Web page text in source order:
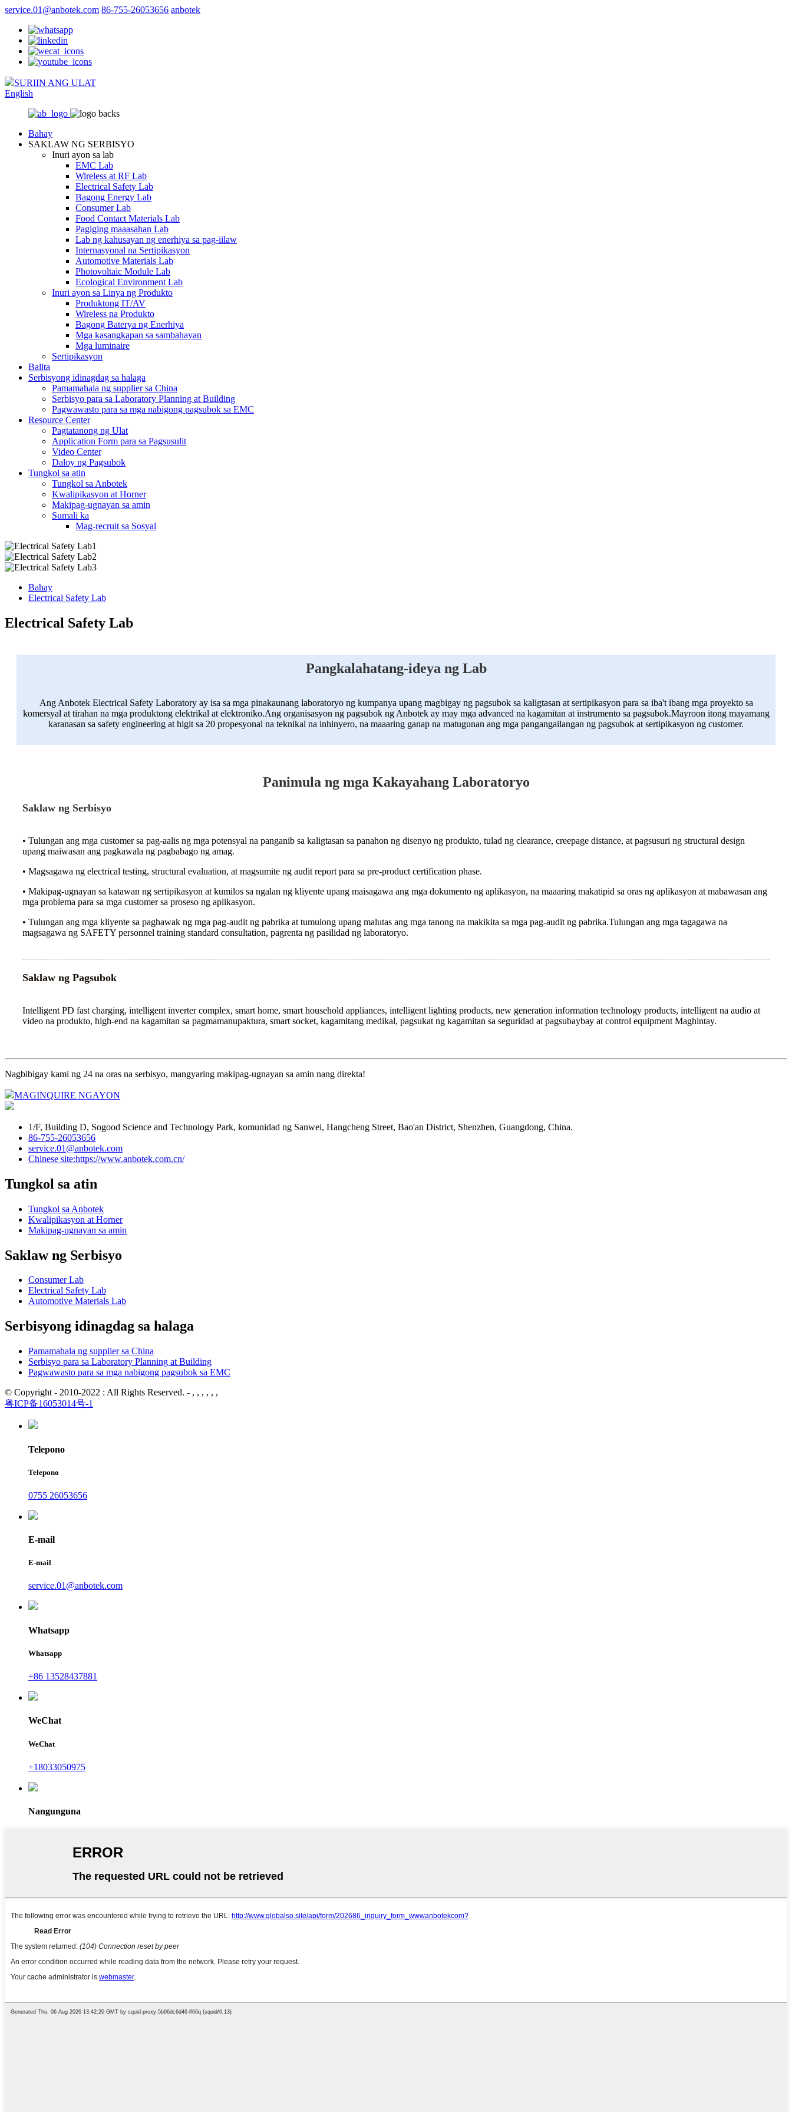
service.01@anbotek.com 86-755-26053656 anbotek
SURIIN ANG ULAT
English
Bahay
SAKLAW NG SERBISYO
Inuri ayon sa lab
EMC Lab
Wireless at RF Lab
Electrical Safety Lab
Bagong Energy Lab
Consumer Lab
Food Contact Materials Lab
Pagiging maaasahan Lab
Lab ng kahusayan ng enerhiya sa pag-iilaw
Internasyonal na Sertipikasyon
Automotive Materials Lab
Photovoltaic Module Lab
Ecological Environment Lab
Inuri ayon sa Linya ng Produkto
Produktong IT/AV
Wireless na Produkto
Bagong Baterya ng Enerhiya
Mga kasangkapan sa sambahayan
Mga luminaire
Sertipikasyon
Balita
Serbisyong idinagdag sa halaga
Pamamahala ng supplier sa China
Serbisyo para sa Laboratory Planning at Building
Pagwawasto para sa mga nabigong pagsubok sa EMC
Resource Center
Pagtatanong ng Ulat
Application Form para sa Pagsusulit
Video Center
Daloy ng Pagsubok
Tungkol sa atin
Tungkol sa Anbotek
Kwalipikasyon at Horner
Makipag-ugnayan sa amin
Sumali ka
Mag-recruit sa Sosyal
Bahay
Electrical Safety Lab
Electrical Safety Lab
Pangkalahatang-ideya ng Lab
Ang Anbotek Electrical Safety Laboratory ay isa sa mga pinakaunang laboratoryo ng kumpanya upang magbigay ng pagsubok sa kaligtasan at sertipikasyon para sa iba't ibang mga proyekto sa
komersyal at tirahan na mga produktong elektrikal at elektroniko.Ang organisasyon ng pagsubok ng Anbotek ay may mga advanced na kagamitan at instrumento sa pagsubok.Mayroon itong mayamang
karanasan sa safety engineering at higit sa 20 propesyonal na teknikal na inhinyero, na maaaring ganap na matugunan ang mga pangangailangan ng pagsubok at sertipikasyon ng customer.
Panimula ng mga Kakayahang Laboratoryo
Saklaw ng Serbisyo
• Tulungan ang mga customer sa pag-aalis ng mga potensyal na panganib sa kaligtasan sa panahon ng disenyo ng produkto, tulad ng clearance, creepage distance, at pagsusuri ng structural design
upang maiwasan ang pagkawala ng pagbabago ng amag.
• Magsagawa ng electrical testing, structural evaluation, at magsumite ng audit report para sa pre-product certification phase.
• Makipag-ugnayan sa katawan ng sertipikasyon at kumilos sa ngalan ng kliyente upang maisagawa ang mga dokumento ng aplikasyon, na maaaring makatipid sa oras ng aplikasyon at mabawasan ang
mga problema para sa mga customer sa proseso ng aplikasyon.
• Tulungan ang mga kliyente sa paghawak ng mga pag-audit ng pabrika at tumulong upang malutas ang mga tanong na makikita sa mga pag-audit ng pabrika.Tulungan ang mga tagagawa na
magsagawa ng SAFETY personnel training standard consultation, pagrenta ng pasilidad ng laboratoryo.
Saklaw ng Pagsubok
Intelligent PD fast charging, intelligent inverter complex, smart home, smart household appliances, intelligent lighting products, new generation information technology products, intelligent na audio at
video na produkto, high-end na kagamitan sa pagmamanupaktura, smart socket, kagamitang medikal, pagsukat ng kagamitan sa seguridad at pagsubaybay at control equipment Maghintay.
Nagbibigay kami ng 24 na oras na serbisyo, mangyaring makipag-ugnayan sa amin nang direkta!
MAGINQUIRE NGAYON
1/F, Building D, Sogood Science and Technology Park, komunidad ng Sanwei, Hangcheng Street, Bao'an District, Shenzhen, Guangdong, China.
86-755-26053656
service.01@anbotek.com
Chinese site:https://www.anbotek.com.cn/
Tungkol sa atin
Tungkol sa Anbotek
Kwalipikasyon at Horner
Makipag-ugnayan sa amin
Saklaw ng Serbisyo
Consumer Lab
Electrical Safety Lab
Automotive Materials Lab
Serbisyong idinagdag sa halaga
Pamamahala ng supplier sa China
Serbisyo para sa Laboratory Planning at Building
Pagwawasto para sa mga nabigong pagsubok sa EMC
© Copyright - 2010-2022 : All Rights Reserved. - , , , , , ,
粤ICP备16053014号-1
Telepono
Telepono
0755 26053656
E-mail
E-mail
service.01@anbotek.com
Whatsapp
Whatsapp
+86 13528437881
WeChat
WeChat
+18033050975
Nangunguna